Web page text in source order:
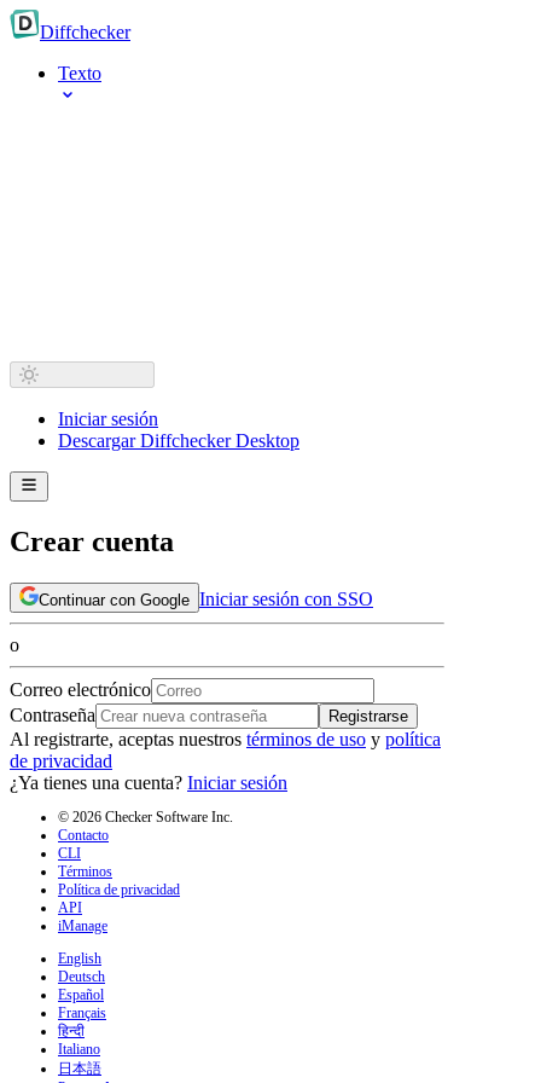
Diffchecker
Texto
Iniciar sesión
Descargar Diffchecker Desktop
Crear cuenta
Continuar con Google Iniciar sesión con SSO
o
Correo electrónico
Contraseña
Registrarse
Al registrarte, aceptas nuestros términos de uso y política
de privacidad
¿Ya tienes una cuenta? Iniciar sesión
© 2026 Checker Software Inc.
Contacto
CLI
Términos
Política de privacidad
API
iManage
English
Deutsch
Español
Français
हिन्दी
Italiano
日本語